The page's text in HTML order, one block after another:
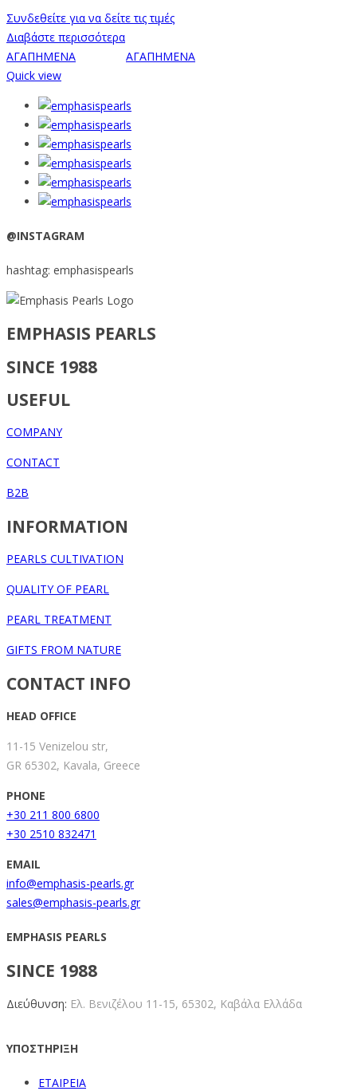
Συνδεθείτε για να δείτε τις τιμές
Διαβάστε περισσότερα
ΑΓΑΠΗΜΕΝΑ
ΑΓΑΠΗΜΕΝΑ
Quick view
@INSTAGRAM
hashtag: emphasispearls
EMPHASIS PEARLS
SINCE 1988
USEFUL
COMPANY
CONTACT
B2B
INFORMATION
PEARLS CULTIVATION
QUALITY OF PEARL
PEARL TREATMENT
GIFTS FROM NATURE
CONTACT INFO
HEAD OFFICE
11-15 Venizelou str,
GR 65302, Kavala, Greece
PHONE
+30 211 800 6800
+30 2510 832471
EMAIL
info@emphasis-pearls.gr
sales@emphasis-pearls.gr
EMPHASIS PEARLS
SINCE 1988
Διεύθυνση: Ελ. Βενιζέλου 11-15, 65302, Καβάλα Ελλάδα
ΥΠΟΣΤΗΡΙΞΗ
ΕΤΑΙΡΕΙΑ